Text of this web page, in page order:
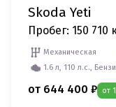
Skoda Yeti
Пробег: 150 710
Механическая
1.6 л, 110 л.с.,
от 644 400 ₽ от